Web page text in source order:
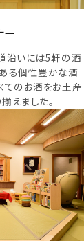
ー
沿いには5軒の酒
る個性豊かな酒
てのお酒をお土産
えました。